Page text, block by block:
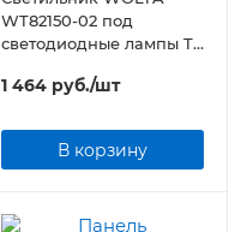
WT82150-02 под
светодиодные лампы T8
1 464руб./шт
В корзину